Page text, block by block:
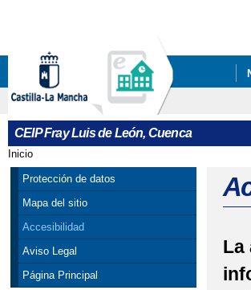
CEIP Fray Luis de León, Cuenca
Se encuentra usted aquí
Inicio
Protección de datos
Mapa del sitio
Accesibilidad
Aviso Legal
Página Principal
La